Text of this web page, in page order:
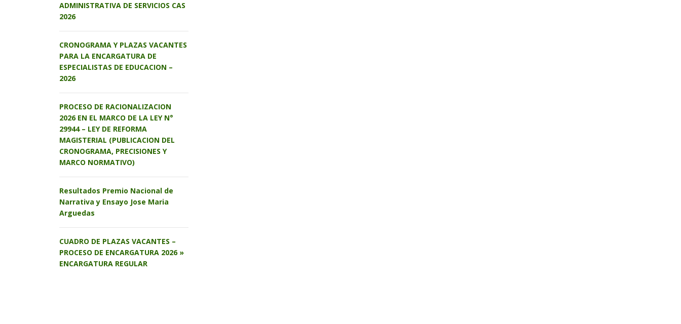
ADMINISTRATIVA DE SERVICIOS CAS
2026
CRONOGRAMA Y PLAZAS VACANTES
PARA LA ENCARGATURA DE
ESPECIALISTAS DE EDUCACION –
2026
PROCESO DE RACIONALIZACION
2026 EN EL MARCO DE LA LEY N°
29944 – LEY DE REFORMA
MAGISTERIAL (PUBLICACION DEL
CRONOGRAMA, PRECISIONES Y
MARCO NORMATIVO)
Resultados Premio Nacional de
Narrativa y Ensayo Jose Maria
Arguedas
CUADRO DE PLAZAS VACANTES –
PROCESO DE ENCARGATURA 2026 »
ENCARGATURA REGULAR